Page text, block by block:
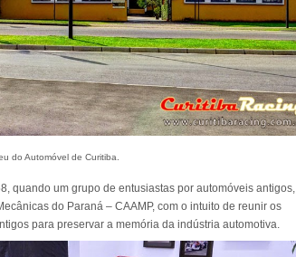
do Automóvel de Curitiba.
quando um grupo de entusiastas por automóveis antigos,
do Paraná – CAAMP, com o intuito de reunir os
para preservar a memória da indústria automotiva.